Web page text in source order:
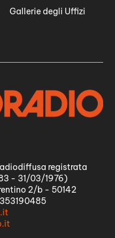
Gallerie degli Uffizi
registrata
- 31/03/1976)
2/b - 50142